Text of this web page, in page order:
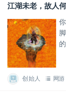
江湖未老，故人
创始人 网游